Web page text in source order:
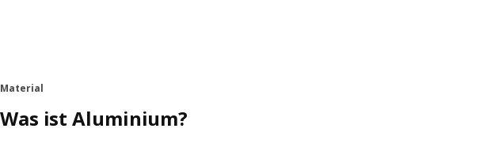
Material
Was ist Aluminium?